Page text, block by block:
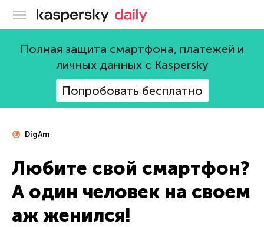
Блог Касперского
Полная защита смартфона, платежей и
личных данных с Kaspersky
Попробовать бесплатно
DigAm
Любите свой смартфон?
А один человек на своем
аж женился!